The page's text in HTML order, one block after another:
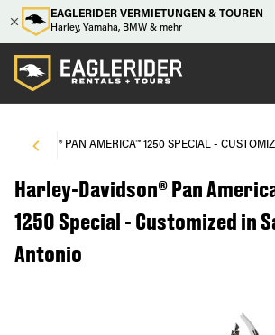
EAGLERIDER VERMIETUNGEN & TOUREN
Harley, Yamaha, BMW & mehr
DAVIDSON® PAN AMERICA™ 1250 SPECIAL -
Harley-Davidson® Pan
1250 Special - Customized in
Antonio